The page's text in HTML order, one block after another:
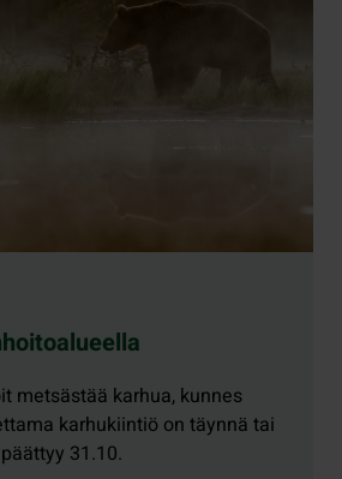
metsästää karhua, kunnes
karhukiintiö on täynnä tai
31.10.